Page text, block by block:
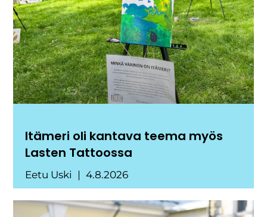
Itämeri oli kantava teema myös
Lasten Tattoossa
Eetu Uski 4.8.2026